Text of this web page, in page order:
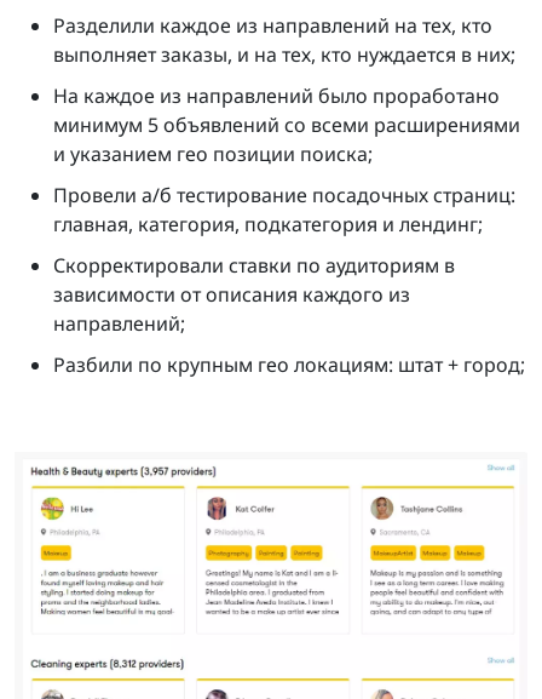
Разделили каждое из направлений на тех, кто
выполняет заказы, и на тех, кто нуждается в них;
На каждое из направлений было проработано
минимум 5 объявлений со всеми расширениями
и указанием гео позиции поиска;
Провели а/б тестирование посадочных страниц:
главная, категория, подкатегория и лендинг;
Скорректировали ставки по аудиториям в
зависимости от описания каждого из
направлений;
Разбили по крупным гео локациям: штат + город;